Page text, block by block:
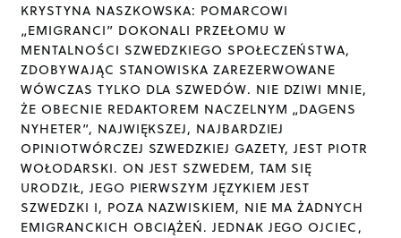
KRYSTYNA NASZKOWSKA: POMARCOWI
„EMIGRANCI” DOKONALI PRZEŁOMU W
MENTALNOŚCI SZWEDZKIEGO SPOŁECZEŃSTWA,
ZDOBYWAJĄC STANOWISKA ZAREZERWOWANE
WÓWCZAS TYLKO DLA SZWEDÓW. NIE DZIWI MNIE,
ŻE OBECNIE REDAKTOREM NACZELNYM „DAGENS
NYHETER”, NAJWIĘKSZEJ, NAJBARDZIEJ
OPINIOTWÓRCZEJ SZWEDZKIEJ GAZETY, JEST PIOTR
WOŁODARSKI. ON JEST SZWEDEM, TAM SIĘ
URODZIŁ, JEGO PIERWSZYM JĘZYKIEM JEST
SZWEDZKI I, POZA NAZWISKIEM, NIE MA ŻADNYCH
EMIGRANCKICH OBCIĄŻEŃ. JEDNAK JEGO OJCIEC,